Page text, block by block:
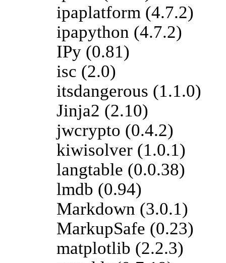
ipaplatform (4.7.2)
ipapython (4.7.2)
IPy (0.81)
isc (2.0)
itsdangerous (1.1.0)
Jinja2 (2.10)
jwcrypto (0.4.2)
kiwisolver (1.0.1)
langtable (0.0.38)
lmdb (0.94)
Markdown (3.0.1)
MarkupSafe (0.23)
matplotlib (2.2.3)